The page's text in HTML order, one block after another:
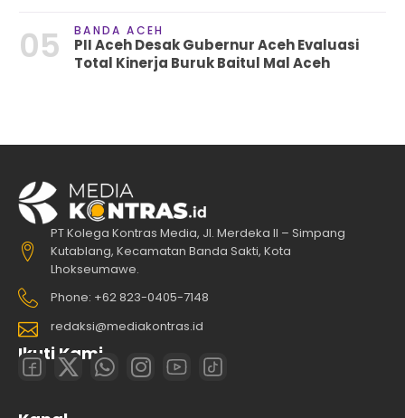
05 BANDA ACEH
PII Aceh Desak Gubernur Aceh Evaluasi
Total Kinerja Buruk Baitul Mal Aceh
PT Kolega Kontras Media, Jl. Merdeka II – Simpang
Kutablang, Kecamatan Banda Sakti, Kota
Lhokseumawe.
Phone: +62 823-0405-7148
redaksi@mediakontras.id
Ikuti Kami